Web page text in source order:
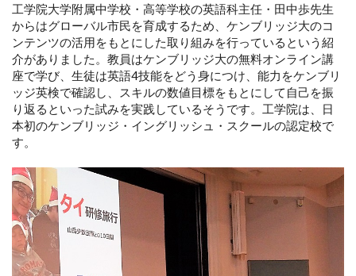
工学院大学附属中学校・高等学校の英語科主任・田中歩先生
からはグローバル市民を育成するため、ケンブリッジ大のコ
ンテンツの活用をもとにした取り組みを行っているという紹
介がありました。教員はケンブリッジ大の無料オンライン講
座で学び、生徒は英語4技能をどう身につけ、能力をケンブリ
ッジ英検で確認し、スキルの数値目標をもとにして自己を振
り返るといった試みを実践しているそうです。工学院は、日
本初のケンブリッジ・イングリッシュ・スクールの認定校で
す。